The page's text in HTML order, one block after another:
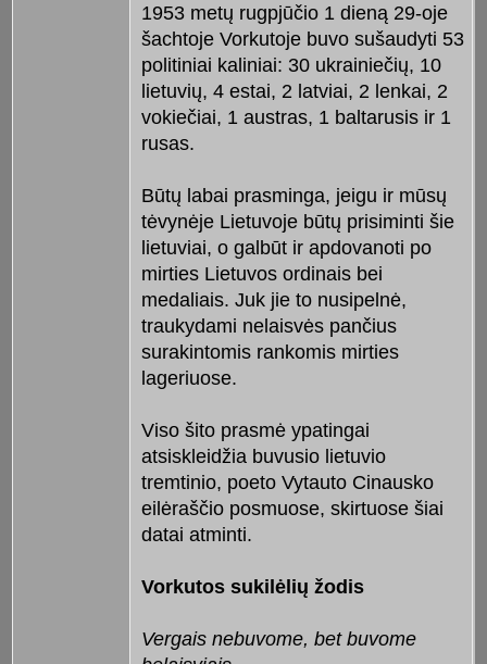
1953 metų rugpjūčio 1 dieną 29-oje
šachtoje Vorkutoje buvo sušaudyti 53
politiniai kaliniai: 30 ukrainiečių, 10
lietuvių, 4 estai, 2 latviai, 2 lenkai, 2
vokiečiai, 1 austras, 1 baltarusis ir 1
rusas.
Būtų labai prasminga, jeigu ir mūsų
tėvynėje Lietuvoje būtų prisiminti šie
lietuviai, o galbūt ir apdovanoti po
mirties Lietuvos ordinais bei
medaliais. Juk jie to nusipelnė,
traukydami nelaisvės pančius
surakintomis rankomis mirties
lageriuose.
Viso šito prasmė ypatingai
atsiskleidžia buvusio lietuvio
tremtinio, poeto Vytauto Cinausko
eilėraščio posmuose, skirtuose šiai
datai atminti.
Vorkutos sukilėlių žodis
Vergais nebuvome, bet buvome